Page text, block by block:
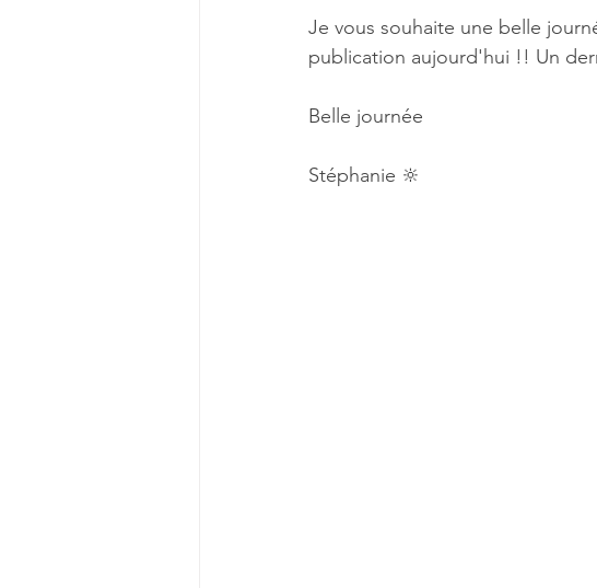
Je vous souhaite une belle
publication aujourd'hui !! Un
Belle journée
Stéphanie 🔆